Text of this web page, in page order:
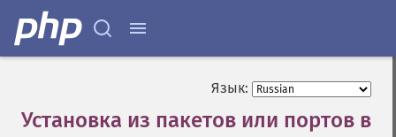
Язык:
Установка из пакетов или портов в